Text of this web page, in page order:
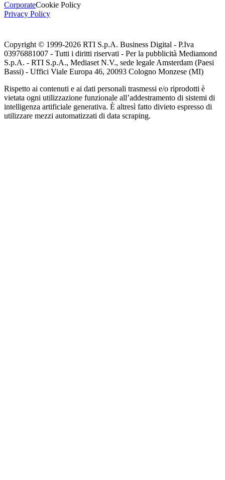
CorporateCookie Policy
Privacy Policy
Copyright © 1999-2026 RTI S.p.A. Business Digital - P.Iva
03976881007 - Tutti i diritti riservati - Per la pubblicità Mediamond
S.p.A. - RTI S.p.A., Mediaset N.V., sede legale Amsterdam (Paesi
Bassi) - Uffici Viale Europa 46, 20093 Cologno Monzese (MI)
Rispetto ai contenuti e ai dati personali trasmessi e/o riprodotti è
vietata ogni utilizzazione funzionale all’addestramento di sistemi di
intelligenza artificiale generativa. È altresì fatto divieto espresso di
utilizzare mezzi automatizzati di data scraping.